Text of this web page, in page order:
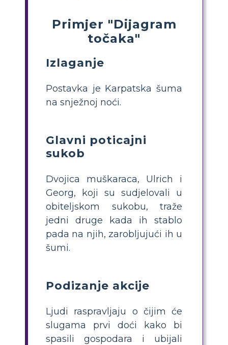
Primjer "Dijagram
točaka"
Izlaganje
Postavka je Karpatska šuma
na snježnoj noći.
Glavni poticajni
sukob
Dvojica muškaraca, Ulrich i
Georg, koji su sudjelovali u
obiteljskom sukobu, traže
jedni druge kada ih stablo
pada na njih, zarobljujući ih u
šumi.
Podizanje akcije
Ljudi raspravljaju o čijim će
slugama prvi doći kako bi
spasili gospodara i ubijali